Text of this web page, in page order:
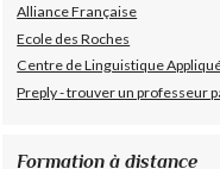
Alliance Française
Ecole des Roches
Centre de Linguistique
Preply - trouver un professeur
Formation à distance